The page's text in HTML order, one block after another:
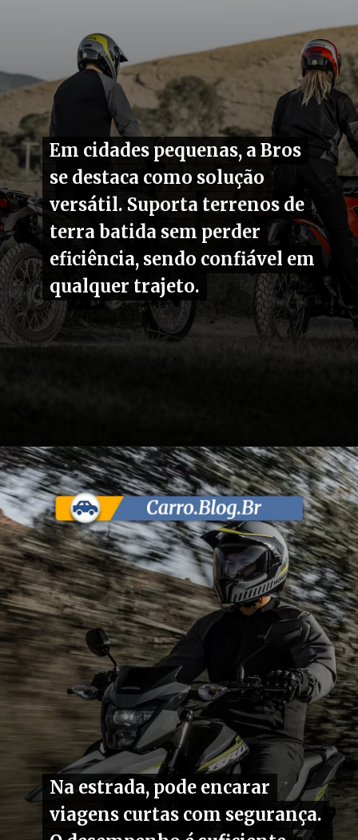
Em cidades pequenas, a Bros
se destaca como solução
versátil. Suporta terrenos de
terra batida sem perder
eficiência, sendo confiável em
qualquer trajeto.
Em cidades pequenas, a Bros
se destaca como solução
versátil. Suporta terrenos de
terra batida sem perder
eficiência, sendo confiável em
qualquer trajeto.
Opening https://carro.blog.br/quanto-esta-custando-a-bros-2025.html?tipo=amp
Na estrada, pode encarar
viagens curtas com segurança.
Na estrada, pode encarar
viagens curtas com segurança.